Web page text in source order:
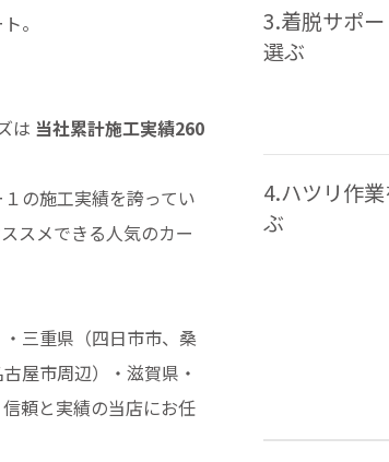
。
は 当社累計施工実績260
の施工実績を誇ってい
スメできる人気のカー
三重県（四日市市、桑
屋市周辺）・滋賀県・
頼と実績の当店にお任
3.着脱サポ
選ぶ
4.ハツリ作
ぶ